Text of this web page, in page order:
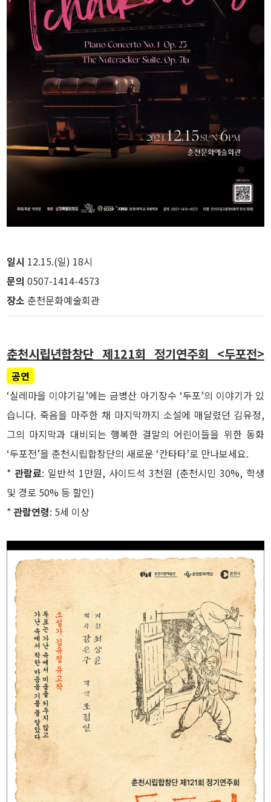
일시 12.15.(일) 18시
문의 0507-1414-4573
장소 춘천문화예술회관
춘천시립년합창단 제121회 정기연주회 <두포전>
공연
‘실레마을 이야기길’에는 금병산 아기장수 ‘두포’의 이야기가 있
습니다. 죽음을 마주한 채 마지막까지 소설에 매달렸던 김유정,
그의 마지막과 대비되는 행복한 결말의 어린이들을 위한 동화
‘두포전’을 춘천시립합창단의 새로운 ‘칸타타’로 만나보세요.
*관람료: 일반석 1만원, 사이드석 3천원 (춘천시민 30%, 학생
및 경로 50% 등 할인)
*관람연령: 5세 이상